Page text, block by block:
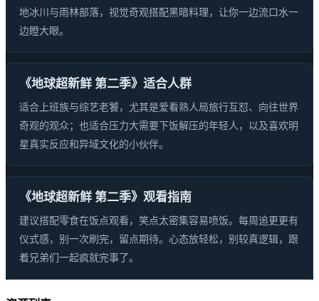
地冰川与雨林部落，视觉奇观搭配黑暗料理，让你一边流口水一
边瞪大眼。
《地球超新鲜 第二季》适合人群
适合上班族与综艺老饕，尤其是爱看熟人局旅行互怼、向往世界
奇观的观众；也适合压力大需要下饭解压的年轻人，以及喜欢明
星真实反应和异域文化的小伙伴。
《地球超新鲜 第二季》观看指南
建议搭配零食在饭点观看，笑点太密集容易喷饭。每周追更更有
仪式感，别一次刷完，留点期待。心态放轻松，别较真逻辑，跟
着兄弟们一起疯就完事了。